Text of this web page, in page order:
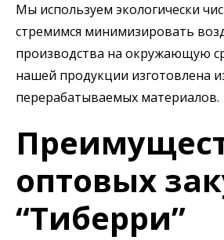
Мы используем экологически
стремимся минимизировать
производства на окружающую
нашей продукции изготовлена
перерабатываемых материалов.
оптовых
“Тиберри”